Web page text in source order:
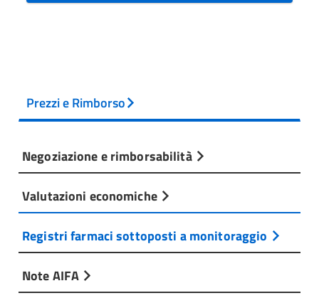
Prezzi e Rimborso
Negoziazione e rimborsabilità
Valutazioni economiche
Registri farmaci sottoposti a monitoraggio
Note AIFA